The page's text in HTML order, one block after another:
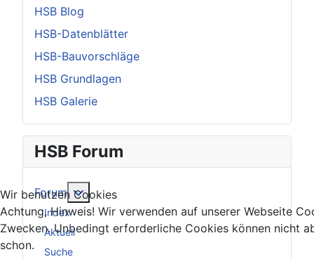
HSB Blog
HSB-Datenblätter
HSB-Bauvorschläge
HSB Grundlagen
HSB Galerie
HSB Forum
Forum Weitere Informationen: Forum
Index
Aktuell
Suche
Wir benutzen Cookies
Achtung, Hinweis! Wir verwenden auf unserer Webseite
Zwecken. Unbedingt erforderliche Cookies können nicht
schon.